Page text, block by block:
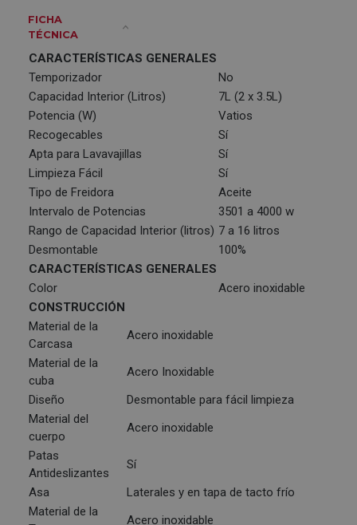
FICHA
TÉCNICA
CARACTERÍSTICAS GENERALES
Temporizador
No
Capacidad Interior (Litros)
7L (2 x 3.5L)
Potencia (W)
Vatios
Recogecables
Sí
Apta para Lavavajillas
Sí
Limpieza Fácil
Sí
Tipo de Freidora
Aceite
Intervalo de Potencias
3501 a 4000 w
Rango de Capacidad Interior (litros) 7 a 16 litros
Desmontable
100%
CARACTERÍSTICAS GENERALES
Color
Acero inoxidable
CONSTRUCCIÓN
Material de la
Carcasa
Acero inoxidable
Material de la
cuba
Acero Inoxidable
Diseño
Desmontable para fácil limpieza
Material del
cuerpo
Acero inoxidable
Patas
Antideslizantes
Sí
Asa
Laterales y en tapa de tacto frío
Material de la
Acero inoxidable